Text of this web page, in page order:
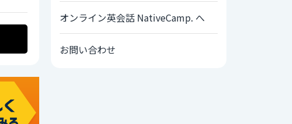
オンライン英会話 NativeCamp. へ
お問い合わせ